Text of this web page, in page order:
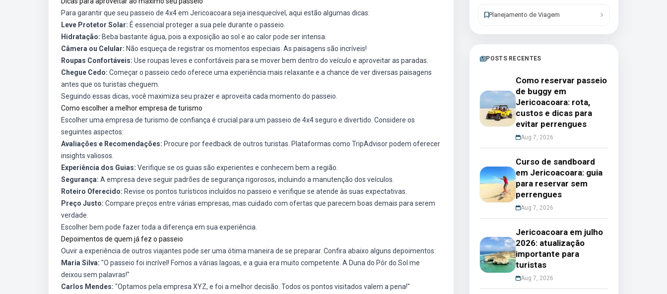
Para garantir que seu passeio de 4x4 em Jericoacoara seja inesquecível, aqui estão algumas dicas:
Leve Protetor Solar: É essencial proteger a sua pele durante o passeio.
Hidratação: Beba bastante água, pois a exposição ao sol e ao calor pode ser intensa.
Câmera ou Celular: Não esqueça de registrar os momentos especiais. As paisagens são incríveis!
Roupas Confortáveis: Use roupas leves e confortáveis para se mover bem dentro do veículo e aproveitar as paradas.
Chegue Cedo: Começar o passeio cedo oferece uma experiência mais relaxante e a chance de ver diversas paisagens
antes que os turistas cheguem.
Seguindo essas dicas, você maximiza seu prazer e aproveita cada momento do passeio.
Como escolher a melhor empresa de turismo
Escolher uma empresa de turismo de confiança é crucial para um passeio de 4x4 seguro e divertido. Considere os
seguintes aspectos:
Avaliações e Recomendações: Procure por feedback de outros turistas. Plataformas como TripAdvisor podem oferecer
insights valiosos.
Experiência dos Guias: Verifique se os guias são experientes e conhecem bem a região.
Segurança: A empresa deve seguir padrões de segurança rigorosos, incluindo a manutenção dos veículos.
Roteiro Oferecido: Revise os pontos turísticos incluídos no passeio e verifique se atende às suas expectativas.
Preço Justo: Compare preços entre várias empresas, mas cuidado com ofertas que parecem boas demais para serem
verdade.
Escolher bem pode fazer toda a diferença em sua experiência.
Depoimentos de quem já fez o passeio
Ouvir a experiência de outros viajantes pode ser uma ótima maneira de se preparar. Confira abaixo alguns depoimentos:
Maria Silva: "O passeio foi incrível! Fomos a várias lagoas, e a guia era muito competente. A Duna do Pôr do Sol me
deixou sem palavras!"
Carlos Mendes: "Optamos pela empresa XYZ, e foi a melhor decisão. Todos os pontos visitados valem a pena!"
Planejamento de Viagem
POSTS RECENTES
Como reservar passeio
de buggy em
Jericoacoara: rota,
custos e dicas para
evitar perrengues
Aug 7, 2026
Curso de sandboard
em Jericoacoara: guia
para reservar sem
perrengues
Aug 7, 2026
Jericoacoara em julho
2026: atualização
importante para
turistas
Aug 7, 2026